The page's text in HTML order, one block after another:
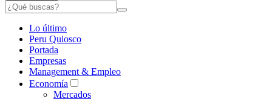
Lo último
Peru Quiosco
Portada
Empresas
Management & Empleo
Economía
Mercados